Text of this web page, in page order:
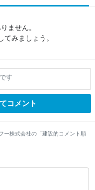
ません。
みましょう。
す
コメント
ー株式会社の「建設的コメント順